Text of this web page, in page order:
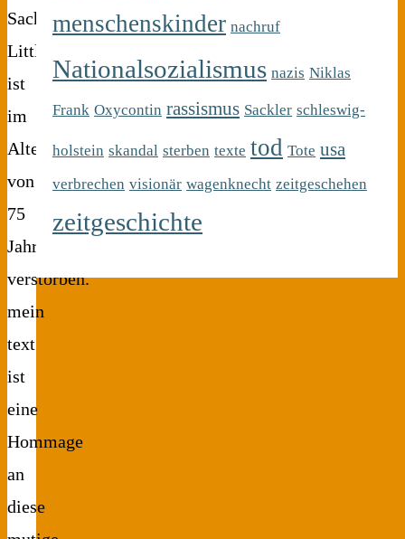
Sacheen
Littlefeather
ist
im
Alter
von
75
Jahren
verstorben.
mein
text
ist
eine
Hommage
an
diese
menschenskinder nachruf
Nationalsozialismus nazis Niklas
Frank Oxycontin rassismus Sackler schleswig-
holstein skandal sterben texte tod Tote usa
verbrechen visionär wagenknecht zeitgeschehen
zeitgeschichte